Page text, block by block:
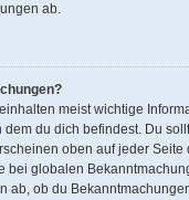
ab.
meist wichtige
dem du dich befindest. Du
oben auf jeder Seite
bei globalen
ab, ob du